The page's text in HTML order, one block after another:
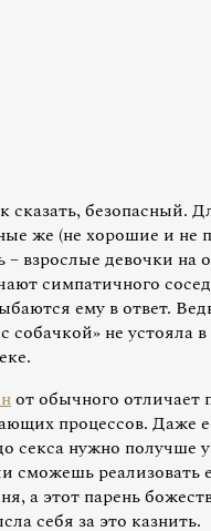
сказать, безопасный.
же (не хорошие и не
– взрослые девочки на
симпатичного
ему в ответ.
собачкой» не устояла
от обычного отличает
процессов. Даже
секса нужно получше
сможешь реализовать
а этот парень
себя за это казнить.